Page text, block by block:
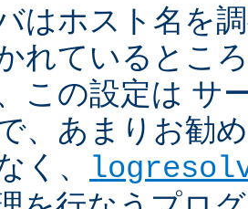
はホスト名を
れているとこ
この設定は サ
、あまりお勧
く、